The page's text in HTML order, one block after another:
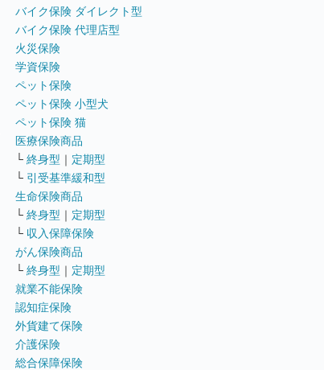
バイク保険 ダイレクト型
バイク保険 代理店型
火災保険
学資保険
ペット保険
ペット保険 小型犬
ペット保険 猫
医療保険商品
└ 終身型 ｜ 定期型
└ 引受基準緩和型
生命保険商品
└ 終身型 ｜ 定期型
└ 収入保障保険
がん保険商品
└ 終身型 ｜ 定期型
就業不能保険
認知症保険
外貨建て保険
介護保険
総合保障保険